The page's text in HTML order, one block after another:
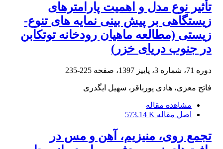
تأثیر نوع مدل و اهمیت پارامترهای
زیستگاهی بر پیش بینی نمایه های تنوع-
زیستی (مطالعه ماهیان رودخانه توتکابن
در جنوب دریای خزر)
دوره 71، شماره 3، پاییز 1397، صفحه 225-235
فاتح معزی، هادی پورباقر، سهیل ایگدری
مشاهده مقاله
اصل مقاله 573.14 K
تجمع روی، منیزیم، آهن و مس در